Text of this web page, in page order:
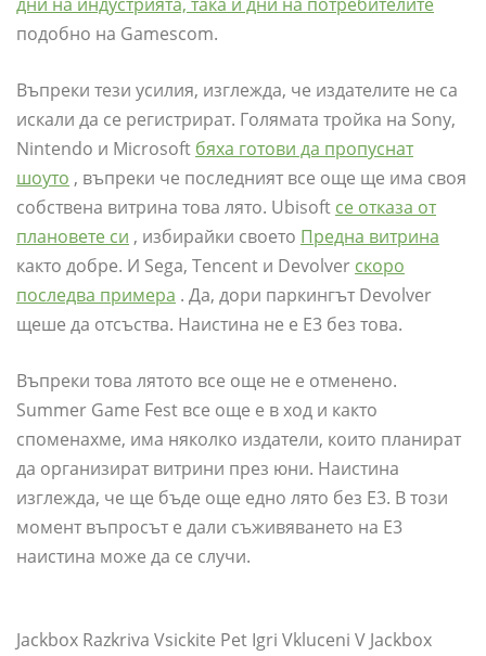
подобно на Gamescom.
Въпреки тези усилия, изглежда, че издателите не са
искали да се регистрират. Голямата тройка на Sony,
Nintendo и Microsoft бяха готови да пропуснат
шоуто , въпреки че последният все още ще има своя
собствена витрина това лято. Ubisoft се отказа от
плановете си , избирайки своето Предна витрина
както добре. И Sega, Tencent и Devolver скоро
последва примера . Да, дори паркингът Devolver
щеше да отсъства. Наистина не е E3 без това.
Въпреки това лятото все още не е отменено.
Summer Game Fest все още е в ход и както
споменахме, има няколко издатели, които планират
да организират витрини през юни. Наистина
изглежда, че ще бъде още едно лято без E3. В този
момент въпросът е дали съживяването на E3
наистина може да се случи.
Jackbox Razkriva Vsickite Pet Igri Vkluceni V Jackbox